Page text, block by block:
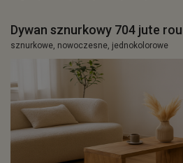
Dywan sznurkowy 704 jute
sznurkowe, nowoczesne, jednokolorowe